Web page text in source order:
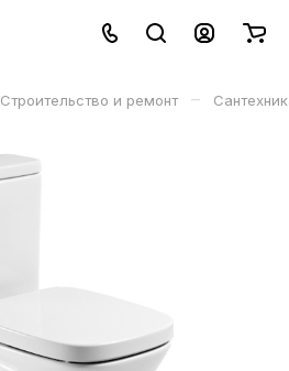
Строительство и ремонт –